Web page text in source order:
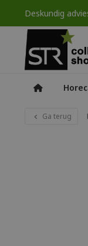
Deskundig
Ga terug